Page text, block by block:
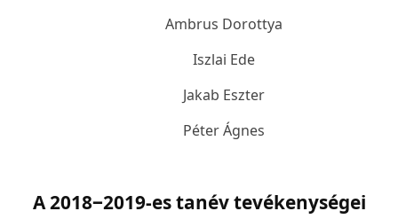
Ambrus Dorottya
Iszlai Ede
Jakab Eszter
Péter Ágnes
A 2018‒2019-es tanév tevékenységei